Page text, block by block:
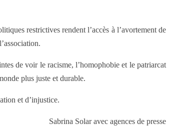
restrictives rendent l’accès à l’avortement de
de voir le racisme, l’homophobie et le patriarcat
plus juste et durable.
et d’injustice.
Sabrina Solar avec agences de presse